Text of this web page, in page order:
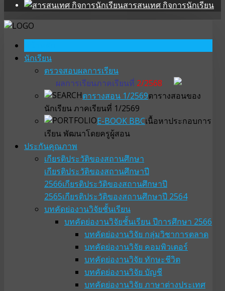
สารสนเทศ กิจการนักเรียน
นักเรียน
ตรวจสอบผลการเรียน
ผลการเรียนภาคเรียนที่ 2/2568
ตารางสอน 1/2569ตารางสอนของ
นักเรียน ภาคเรียนที่ 1/2569
E-BOOK BBCเนื้อหาประกอบการ
เรียน พัฒนาโดยครูผู้สอน
ประกันคุณภาพ
เกียรติประวัติของสถานศึกษา
เกียรติประวัติของสถานศึกษาปี
2566เกียรติประวัติของสถานศึกษาปี
2565เกียรติประวัติของสถานศึกษาปี 2564
บทคัดย่องานวิจัยชั้นเรียน
บทคัดย่องานวิจัยชั้นเรียน ปีการศึกษา 2566
บทคัดย่องานวิจัย กลุ่มวิชาการตลาด
บทคัดย่องานวิจัย คอมพิวเตอร์
บทคัดย่องานวิจัย ทักษะชีวิต
บทคัดย่องานวิจัย บัญชี
บทคัดย่องานวิจัย ภาษาต่างประเทศ